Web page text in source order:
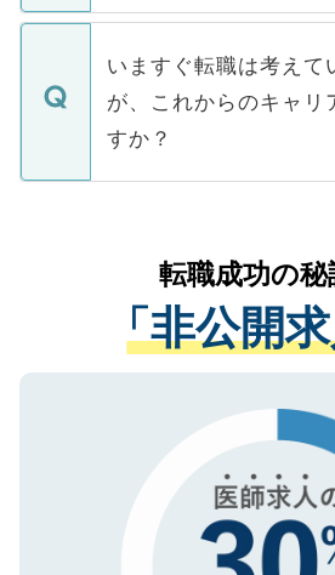
関を公にしてしまうと、
に、医療機関が求める条
みを人材紹介会社に依頼
ています。
定を承諾する必要はあり
の辞退の連絡はキャリア
個人情報が漏えいするこ
で、ご安心ください。当
などで収集したご登録者
ご本人のキャリアアップ
支援を目的に使用いたし
ているすべての個人デー
は、個人情報の取り扱い
管理基準を満たした事業
る、プライバシーマーク
で、機密保持に関しても
いますぐ転職は考えて
が、これからのキャリ
すか？
かがいして、現在の医療
経験をまじえながら、適
させていただきます。す
ない方には、長期的なサ
ので、まずはご登録くだ
転職成功の秘
「非公開求